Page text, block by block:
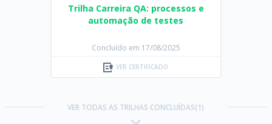
Trilha Carreira QA: processos e
automação de testes
Concluído em 17/08/2025
VER CERTIFICADO
VER TODAS AS TRILHAS CONCLUÍDAS(1)